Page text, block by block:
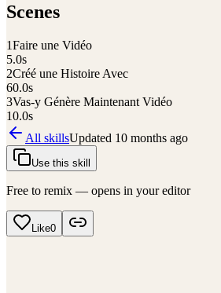
Scenes
1Faire une Vidéo
5.0s
2Créé une Histoire Avec
60.0s
3Vas-y Génère Maintenant Vidéo
10.0s
All skillsUpdated 10 months ago
Use this skill
Free to remix — opens in your editor
Like0